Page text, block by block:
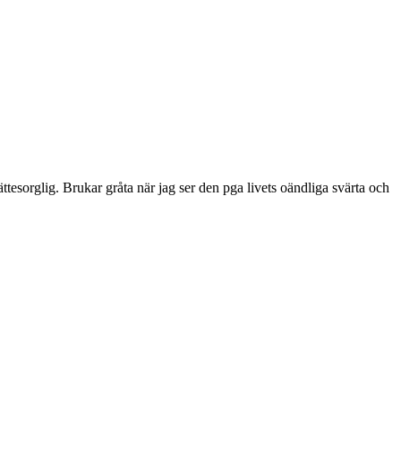
Brukar gråta när jag ser den pga livets oändliga svärta och